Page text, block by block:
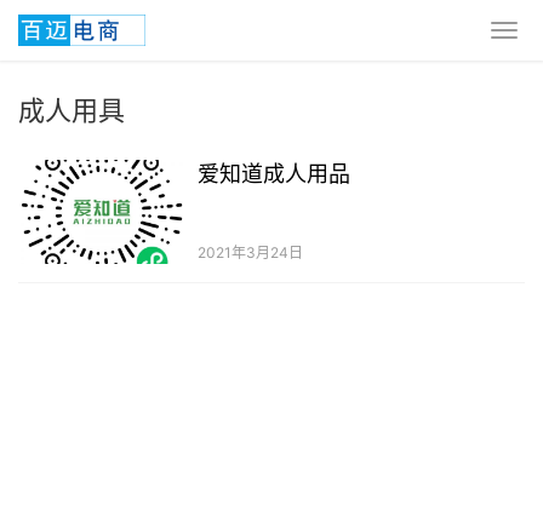
成人用具
爱知道成人用品
2021年3月24日